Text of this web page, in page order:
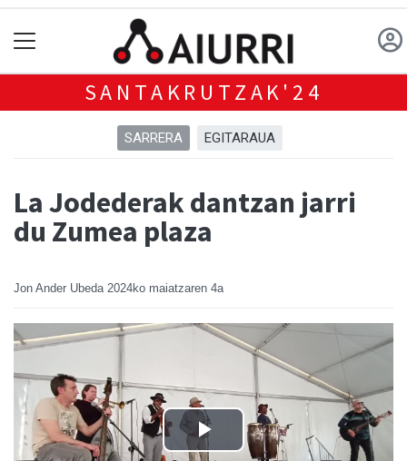
SANTAKRUTZAK'24
SARRERA EGITARAUA
La Jodederak dantzan jarri
du Zumea plaza
Jon Ander Ubeda 2024ko maiatzaren 4a